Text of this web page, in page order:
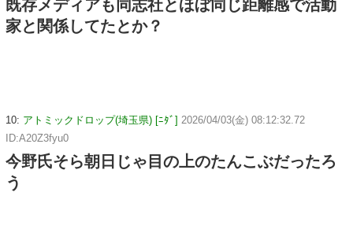
既存メディアも同志社とほぼ同じ距離感で活動
家と関係してたとか？
10: アトミックドロップ(埼玉県) [ﾆﾀﾞ] 2026/04/03(金) 08:12:32.72
ID:A20Z3fyu0
今野氏そら朝日じゃ目の上のたんこぶだったろ
う